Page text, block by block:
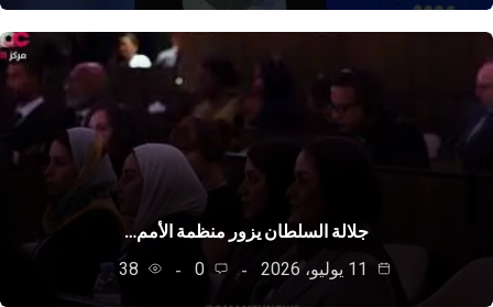
جلالة السلطان يزور منظمة الأمم…
0
38